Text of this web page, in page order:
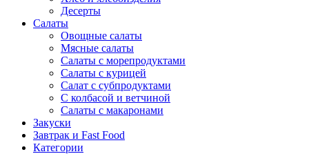
Десерты
Салаты
Овощные салаты
Мясные салаты
Салаты с морепродуктами
Салаты с курицей
Салат с субпродуктами
С колбасой и ветчиной
Салаты с макаронами
Закуски
Завтрак и Fast Food
Категории